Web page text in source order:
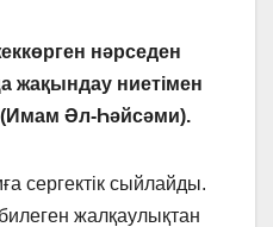
нәрседен
жақындау ниетімен
(Имам Әл-Һәйсәми).
сергектік сыйлайды.
жалқаулықтан